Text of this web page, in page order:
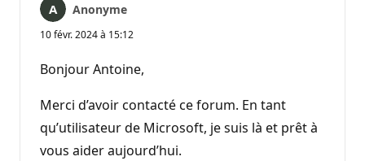
Anonyme
10 févr. 2024 à 15:12
Bonjour Antoine,
Merci d’avoir contacté ce forum. En tant
qu’utilisateur de Microsoft, je suis là et prêt à
vous aider aujourd’hui.